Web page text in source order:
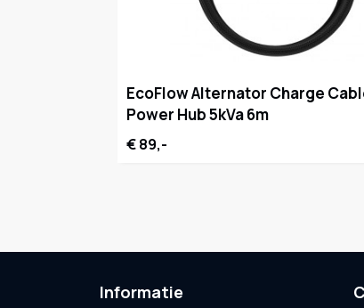
EcoFlow Alternator Charge
Power Hub 5kVa 6m
€ 89,-
Informatie